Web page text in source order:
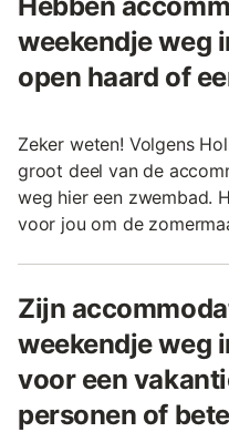
weekendje weg
open haard of
Zeker weten! Volgens
groot deel van de
weg hier een zwembad.
voor jou om de
Zijn
weekendje weg
voor een
personen of